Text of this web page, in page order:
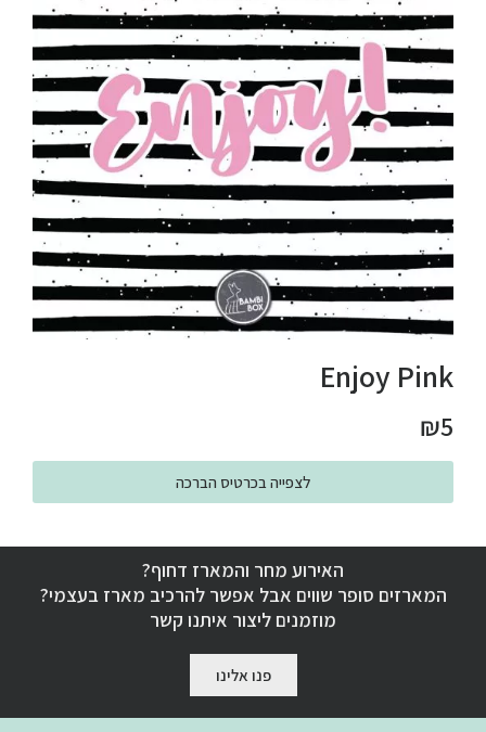
Enjoy Pink
₪5
לצפייה בכרטיס הברכה
האירוע מחר והמארז דחוף?
המארזים סופר שווים אבל אפשר להרכיב מארז בעצמי?
מוזמנים ליצור איתנו קשר
פנו אלינו